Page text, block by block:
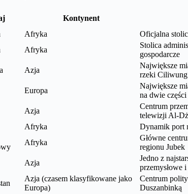
Kontynent
Afryka Oficjalna
Afryka
Stolica
gospodarcze
Azja
Największe
rzeki Ciliwung
Europa
Największe
na dwie części
Azja
Centrum
telewizji Al-
Afryka Dynamik port
Afryka
Główne
regionu Jubek
Azja
Jedno z
przemysłowe
Azja (czasem klasyfikowane jako
Europa)
Centrum
Duszanbinką